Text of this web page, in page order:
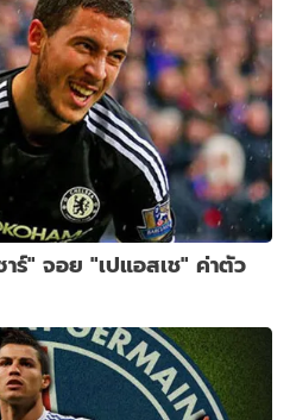
ร์" จอย "เปแอสเช" ค่าตัว